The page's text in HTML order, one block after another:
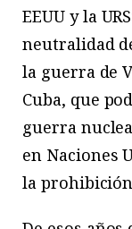
EEUU y la
neutralidad
la guerra de
Cuba, que
guerra
en Naciones
la